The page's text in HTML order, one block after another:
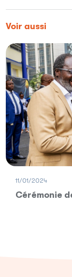
Voir aussi
11/01/2024
Cérémonie